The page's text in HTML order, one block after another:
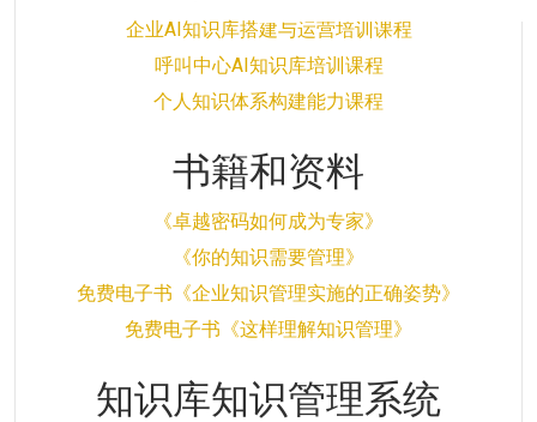
企业AI知识库搭建与运营培训课程
呼叫中心AI知识库培训课程
个人知识体系构建能力课程
书籍和资料
《卓越密码如何成为专家》
《你的知识需要管理》
免费电子书《企业知识管理实施的正确姿势》
免费电子书《这样理解知识管理》
知识库知识管理系统